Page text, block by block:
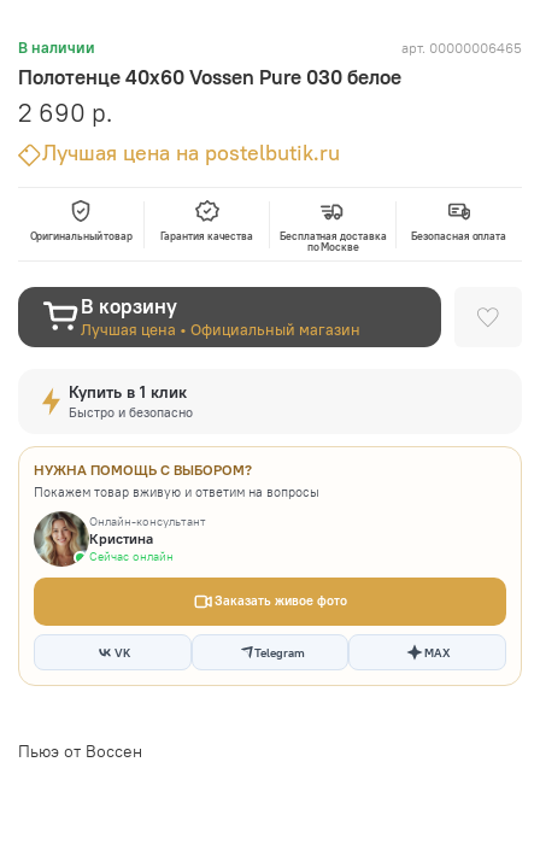
В наличии арт. 00000006465
Полотенце 40х60 Vossen Pure 030 белое
2 690 р.
Лучшая цена на postelbutik.ru
Оригинальный товар Гарантия качества
Бесплатная доставка
по Москве
Безопасная оплата
В корзину
Лучшая цена • Официальный магазин
Купить в 1 клик
Быстро и безопасно
НУЖНА ПОМОЩЬ С ВЫБОРОМ?
Покажем товар вживую и ответим на вопросы
Онлайн-консультант
Кристина
Сейчас онлайн
Заказать живое фото
VK Telegram MAX
Пьюэ от Воссен